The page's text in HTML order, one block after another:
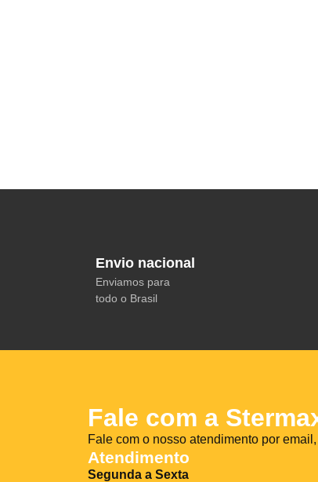
Envio nacional
Enviamos para
todo o Brasil
Fale com a
Fale com o nosso atendimento por
Atendimento
Segunda a Sexta